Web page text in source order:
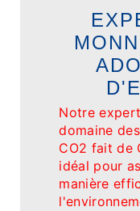
Notre
domaine
CO2 fait de
idéal pour
manière